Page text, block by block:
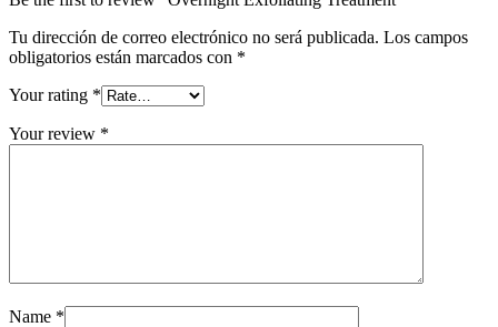
Tu dirección de correo electrónico no será publicada. Los campos
obligatorios están marcados con *
Your rating *
Your review *
Name *